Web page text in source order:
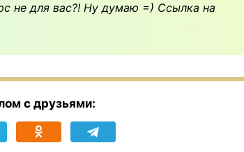
не для вас?! Ну думаю =) Ссылка на
с друзьями: